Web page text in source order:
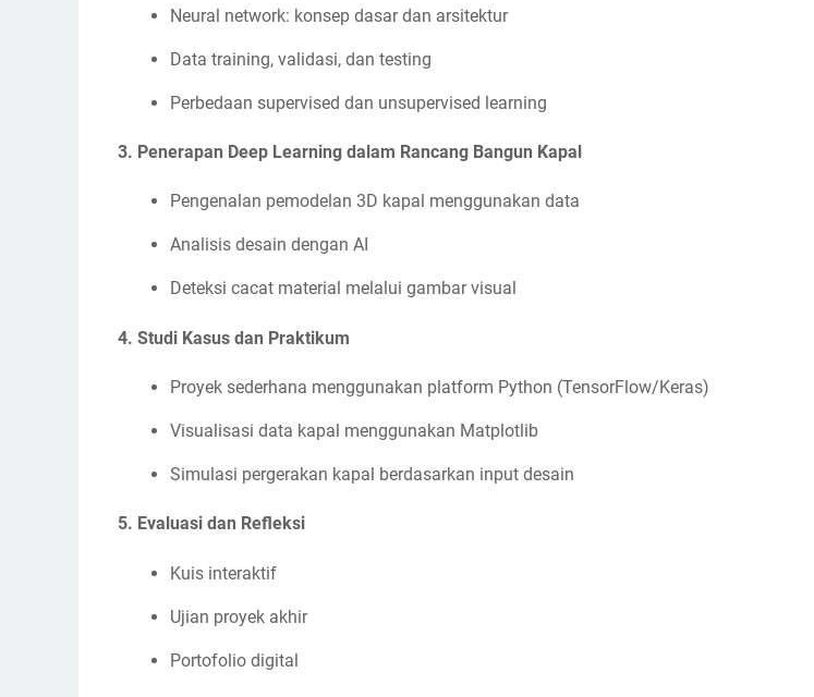
Neural network: konsep dasar dan arsitektur
Data training, validasi, dan testing
Perbedaan supervised dan unsupervised learning
3. Penerapan Deep Learning dalam Rancang Bangun Kapal
Pengenalan pemodelan 3D kapal menggunakan data
Analisis desain dengan AI
Deteksi cacat material melalui gambar visual
4. Studi Kasus dan Praktikum
Proyek sederhana menggunakan platform Python (TensorFlow/Keras)
Visualisasi data kapal menggunakan Matplotlib
Simulasi pergerakan kapal berdasarkan input desain
5. Evaluasi dan Refleksi
Kuis interaktif
Ujian proyek akhir
Portofolio digital